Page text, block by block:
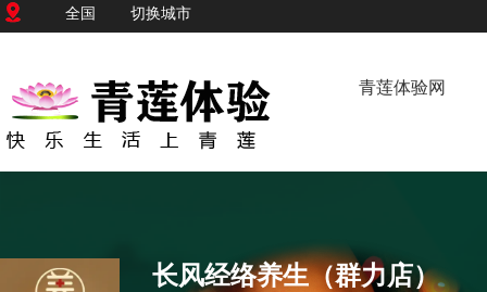
全国 切换城市
青莲体验网
长风经络养生（群力店）